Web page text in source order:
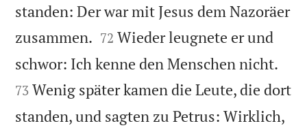
standen: Der war mit Jesus dem Nazoräer
zusammen. 

72 Wieder leugnete er und
schwor: Ich kenne den Menschen nicht.
73 Wenig später kamen die Leute, die dort
standen, und sagten zu Petrus: Wirklich,